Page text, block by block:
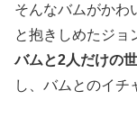
そんなバムがかわ
と抱きしめたジョ
バムと2人だけの
し、バムとのイチ